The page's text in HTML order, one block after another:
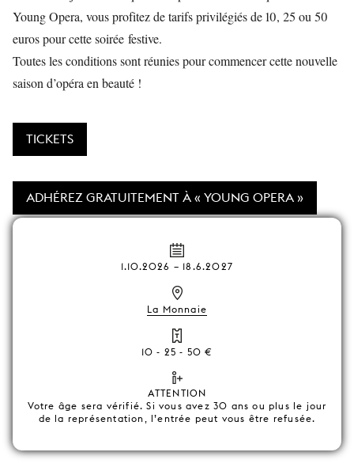
Young Opera, vous profitez de tarifs privilégiés de 10, 25 ou 50
euros pour cette soirée festive.
Toutes les conditions sont réunies pour commencer cette nouvelle
saison d’opéra en beauté !
TICKETS
ADHÉREZ GRATUITEMENT À « YOUNG OPERA »
1.10.2026 – 18.6.2027
La Monnaie
10 - 25 - 50 €
ATTENTION
Votre âge sera vérifié. Si vous avez 30 ans ou plus le jour
de la représentation, l’entrée peut vous être refusée.